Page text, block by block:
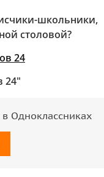
школьники,
столовой?
24
24"
Одноклассниках